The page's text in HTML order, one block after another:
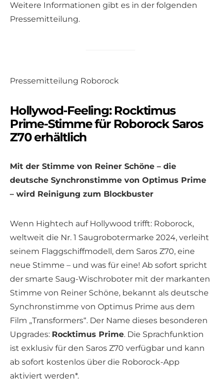
Weitere Informationen gibt es in der folgenden
Pressemitteilung.
Pressemitteilung Roborock
Hollywod-Feeling: Rocktimus
Prime-Stimme für Roborock Saros
Z70 erhältlich
Mit der Stimme von Reiner Schöne – die
deutsche Synchronstimme von Optimus Prime
– wird Reinigung zum Blockbuster
Wenn Hightech auf Hollywood trifft: Roborock,
weltweit die Nr. 1 Saugrobotermarke 2024, verleiht
seinem Flaggschiffmodell, dem Saros Z70, eine
neue Stimme – und was für eine! Ab sofort spricht
der smarte Saug-Wischroboter mit der markanten
Stimme von Reiner Schöne, bekannt als deutsche
Synchronstimme von Optimus Prime aus dem
Film „Transformers“. Der Name dieses besonderen
Upgrades: Rocktimus Prime. Die Sprachfunktion
ist exklusiv für den Saros Z70 verfügbar und kann
ab sofort kostenlos über die Roborock-App
aktiviert werden*.